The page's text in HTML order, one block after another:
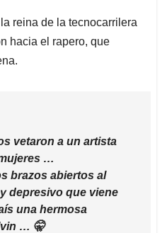
reina de la tecnocarrilera
hacia el rapero, que
vetaron a un artista
…
brazos abiertos al
depresivo que viene
una hermosa
… 🤫